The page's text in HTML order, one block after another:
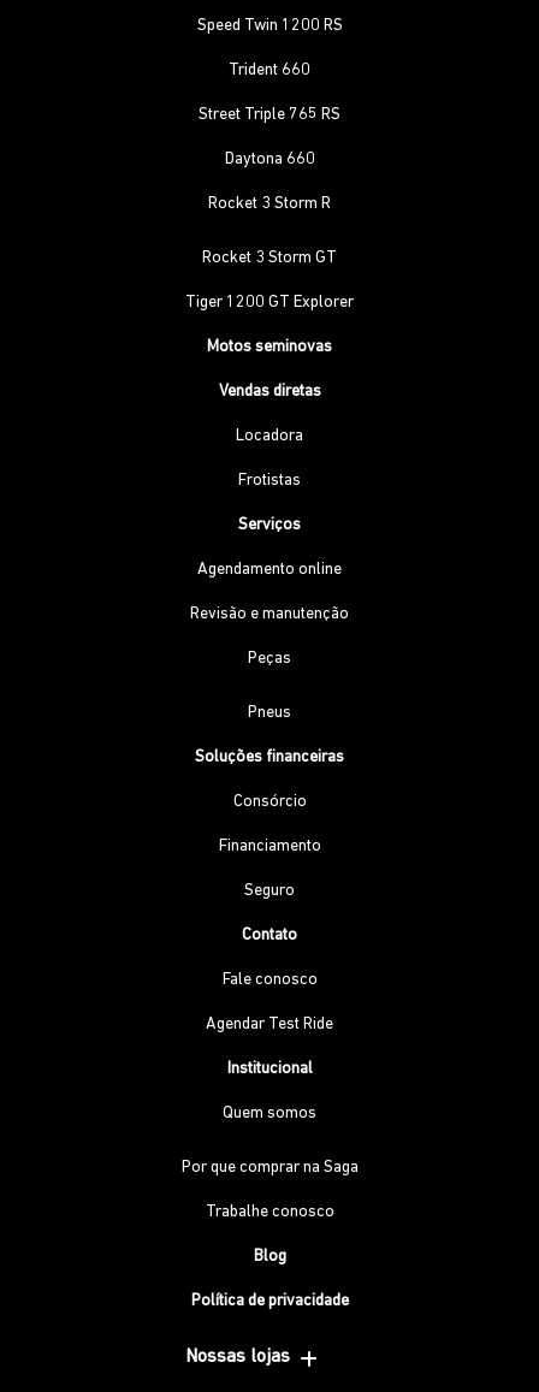
Speed Twin 1200 RS
Trident 660
Street Triple 765 RS
Daytona 660
Rocket 3 Storm R
Rocket 3 Storm GT
Tiger 1200 GT Explorer
Motos seminovas
Vendas diretas
Locadora
Frotistas
Serviços
Agendamento online
Revisão e manutenção
Peças
Pneus
Soluções financeiras
Consórcio
Financiamento
Seguro
Contato
Fale conosco
Agendar Test Ride
Institucional
Quem somos
Por que comprar na Saga
Trabalhe conosco
Blog
Política de privacidade
Nossas lojas